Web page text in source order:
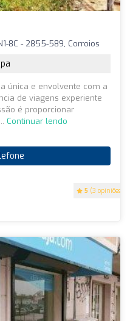
5 (3 opiniões)
8C - 2855-589, Corroios
única e envolvente com a
de viagens experiente
é proporcionar
Continuar lendo